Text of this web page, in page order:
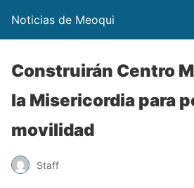
Noticias de Meoqui
Construirán Centro
la Misericordia para
movilidad
Staff